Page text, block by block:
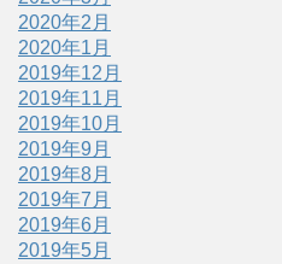
2020年2月
2020年1月
2019年12月
2019年11月
2019年10月
2019年9月
2019年8月
2019年7月
2019年6月
2019年5月